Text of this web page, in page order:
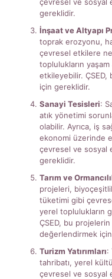
gereklidir.
İnşaat ve Altyapı
toprak erozyonu,
çevresel etkilere
toplulukların yaşam
etkileyebilir.
için gereklidir.
Sanayi Tesisleri:
atık yönetimi
olabilir. Ayrıca, iş
ekonomi üzerinde
çevresel ve sosyal
gereklidir.
Tarım ve
projeleri,
tüketimi gibi
yerel toplulukların
ÇSED, bu
değerlendirmek
Turizm Yatırımları:
tahribatı, yerel
çevresel ve sosyal